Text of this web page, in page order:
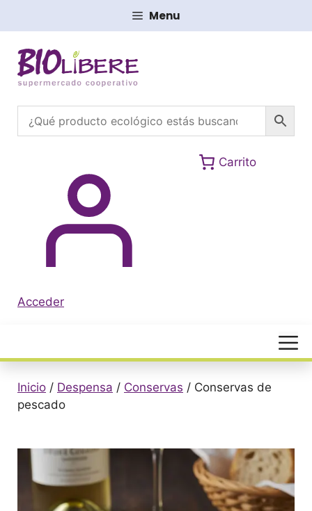
Menu
Acceder
Carrito
Menú
Inicio / Despensa / Conservas / Conservas de
pescado